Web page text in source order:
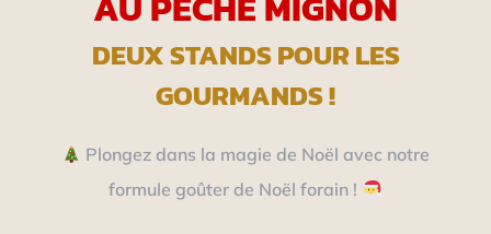
DEUX STANDS POUR LES
GOURMANDS !
Plongez dans la magie de Noël avec notre
formule goûter de Noël forain !